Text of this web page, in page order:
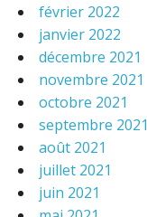
février 2022
janvier 2022
décembre 2021
novembre 2021
octobre 2021
septembre 2021
août 2021
juillet 2021
juin 2021